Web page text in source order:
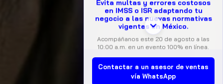
Acompáñanos este 20 de agosto a las
10:00 a.m. en un evento 100% en línea.
Descubre junto a los expertos de
CONTPAQi® cómo automatizar tu
cumplimiento fiscal de forma práctica,
rápida y eficiente.
📅 Fecha:Jueves 20 de agosto, 10:00 AM
a 11:30 AM
👨‍🏫 Expositores:Oscar Guerrero y Víctor
Contactar a un asesor de ventas
vía WhatsApp